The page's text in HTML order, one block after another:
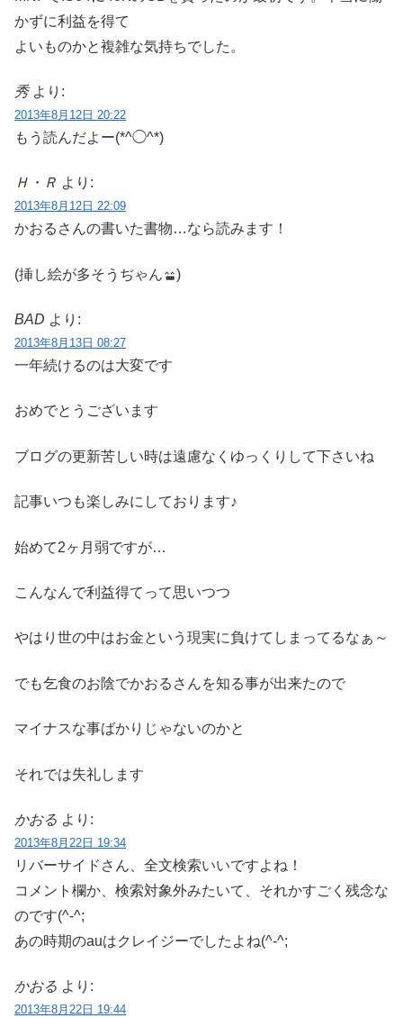
かずに利益を得て
よいものかと複雑な気持ちでした。
秀 より:
2013年8月12日 20:22
もう読んだよー(*^◯^*)
Ｈ・Ｒ より:
2013年8月12日 22:09
かおるさんの書いた書物…なら読みます！
(挿し絵が多そうぢゃん )
BAD より:
2013年8月13日 08:27
一年続けるのは大変です
おめでとうございます
ブログの更新苦しい時は遠慮なくゆっくりして下さいね
記事いつも楽しみにしております♪
始めて2ヶ月弱ですが…
こんなんで利益得てって思いつつ
やはり世の中はお金という現実に負けてしまってるなぁ～
でも乞食のお陰でかおるさんを知る事が出来たので
マイナスな事ばかりじゃないのかと
それでは失礼します
かおる より:
2013年8月22日 19:34
リバーサイドさん、全文検索いいですよね！
コメント欄か、検索対象外みたいて、それかすごく残念な
のです(^-^;
あの時期のauはクレイジーでしたよね(^-^;
かおる より:
2013年8月22日 19:44